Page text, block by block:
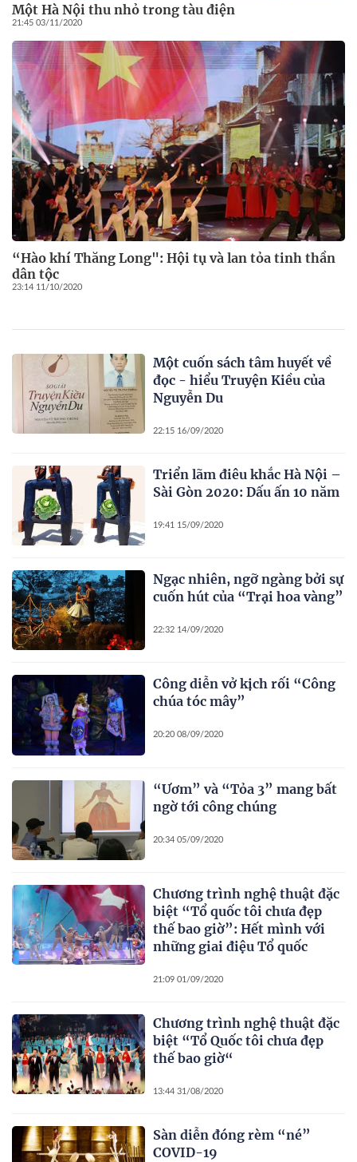
Một Hà Nội thu nhỏ trong tàu điện
21:45 03/11/2020
“Hào khí Thăng Long": Hội tụ và lan tỏa tinh thần
dân tộc
23:14 11/10/2020
Một cuốn sách tâm huyết về
đọc - hiểu Truyện Kiều của
Nguyễn Du
22:15 16/09/2020
Triển lãm điêu khắc Hà Nội –
Sài Gòn 2020: Dấu ấn 10 năm
19:41 15/09/2020
Ngạc nhiên, ngỡ ngàng bởi sự
cuốn hút của “Trại hoa vàng”
22:32 14/09/2020
Công diễn vở kịch rối “Công
chúa tóc mây”
20:20 08/09/2020
“Ươm” và “Tỏa 3” mang bất
ngờ tới công chúng
20:34 05/09/2020
Chương trình nghệ thuật đặc
biệt “Tổ quốc tôi chưa đẹp
thế bao giờ”: Hết mình với
những giai điệu Tổ quốc
21:09 01/09/2020
Chương trình nghệ thuật đặc
biệt “Tổ Quốc tôi chưa đẹp
thế bao giờ“
13:44 31/08/2020
Sàn diễn đóng rèm “né”
COVID-19